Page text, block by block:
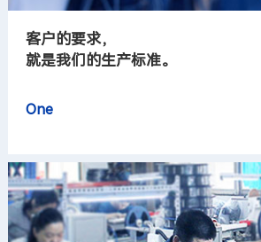
客户的要求，
就是我们的生产标准。
One